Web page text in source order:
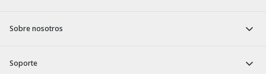
Sobre nosotros
Soporte